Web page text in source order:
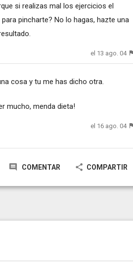
si realizas mal los ejercicios el
pincharte? No lo hagas, hazte una
el 13 ago. 04
cosa y tu me has dicho otra.
mucho, menda dieta!
el 16 ago. 04
COMENTAR COMPARTIR